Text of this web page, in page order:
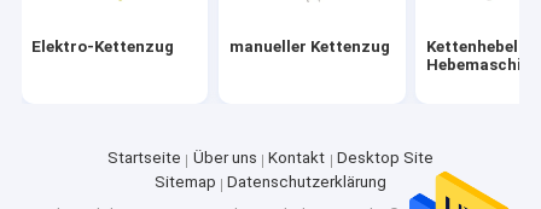
Elektro-Kettenzug manueller Kettenzug
Kettenhebel-
Hebemaschine
Startseite Über uns Kontakt
Desktop Site
Sitemap
Datenschutzerklärung